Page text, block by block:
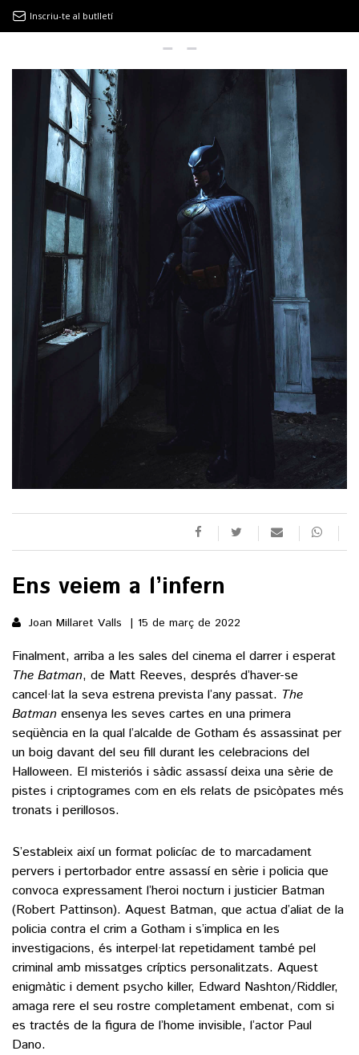
EL CLÀSSIC | ALBERT PLA
“LA VIDA ÉS COM LA MAR: SEMPRE BUSCA L’EQUILIBRI”
NOVETATS DISCOGRÀFIQUES
EL CLÀSSIC | ELS 3 TAMBORS
TEMÀTIQUES
POLÍTICA
SOCIETAT
ECONOMIA
ESPORTS
FUTBOL
MOTOR
CULTURA
ARTS ESCÈNIQUES
LLIBRES
CALAIX
VEURE TOTES
SUPLEMENTS
FOTOGALERIES
AGENDA
BLOGOSFERA
Inscriu-te al butlletí
Ens veiem a l’infern
Joan Millaret Valls 15 de març de 2022
Finalment, arriba a les sales del cinema el darrer i esperat
The Batman, de Matt Reeves, després d’haver-se
cancel·lat la seva estrena prevista l’any passat. The
Batman ensenya les seves cartes en una primera
seqüència en la qual l’alcalde de Gotham és assassinat per
un boig davant del seu fill durant les celebracions del
Halloween. El misteriós i sàdic assassí deixa una sèrie de
pistes i criptogrames com en els relats de psicòpates més
tronats i perillosos.
S’estableix així un format policíac de to marcadament
pervers i pertorbador entre assassí en sèrie i policia que
convoca expressament l’heroi nocturn i justicier Batman
(Robert Pattinson). Aquest Batman, que actua d’aliat de la
policia contra el crim a Gotham i s’implica en les
investigacions, és interpel·lat repetidament també pel
criminal amb missatges críptics personalitzats. Aquest
enigmàtic i dement psycho killer, Edward Nashton/Riddler,
amaga rere el seu rostre completament embenat, com si
es tractés de la figura de l’home invisible, l’actor Paul
Dano.